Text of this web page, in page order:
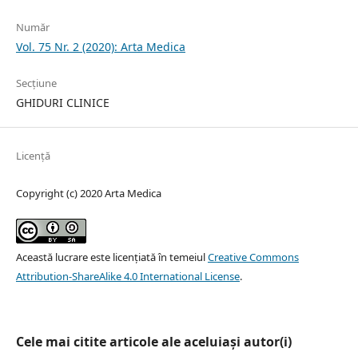
Număr
Vol. 75 Nr. 2 (2020): Arta Medica
Secțiune
GHIDURI CLINICE
Licență
Copyright (c) 2020 Arta Medica
Această lucrare este licențiată în temeiulCreative Commons
Attribution-ShareAlike 4.0 International License.
Cele mai citite articole ale aceluiași autor(i)